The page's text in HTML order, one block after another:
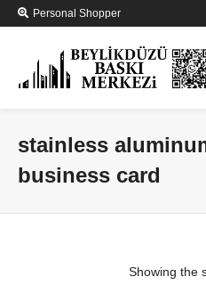
Personal Shopper
stainless
business card
Showing the